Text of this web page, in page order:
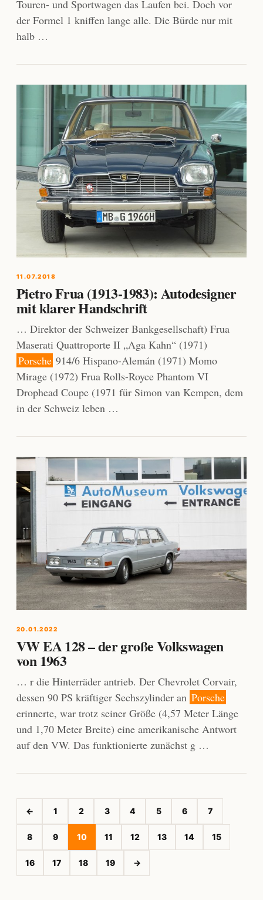
Touren- und Sportwagen das Laufen bei. Doch vor
der Formel 1 kniffen lange alle. Die Bürde nur mit
halb …
11.07.2018
Pietro Frua (1913-1983): Autodesigner
mit klarer Handschrift
… Direktor der Schweizer Bankgesellschaft) Frua
Maserati Quattroporte II „Aga Kahn“ (1971)
Porsche 914/6 Hispano-Alemán (1971) Momo
Mirage (1972) Frua Rolls-Royce Phantom VI
Drophead Coupe (1971 für Simon van Kempen, dem
in der Schweiz leben …
20.01.2022
VW EA 128 – der große Volkswagen
von 1963
… r die Hinterräder antrieb. Der Chevrolet Corvair,
dessen 90 PS kräftiger Sechszylinder an Porsche
erinnerte, war trotz seiner Größe (4,57 Meter Länge
und 1,70 Meter Breite) eine amerikanische Antwort
auf den VW. Das funktionierte zunächst g …
← 1 2 3 4 5 6 7
8 9 10 11 12 13 14 15
16 17 18 19 →